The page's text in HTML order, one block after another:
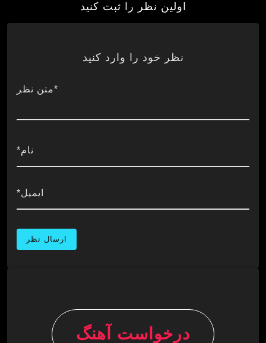
اولین نظر را ثبت کنید
نظر خود را وارد کنید
*متن نظر
نام*
ایمیل*
درخواست آهنگ